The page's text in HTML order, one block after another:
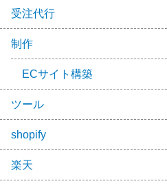
受注代行
制作
ECサイト構築
ツール
shopify
楽天